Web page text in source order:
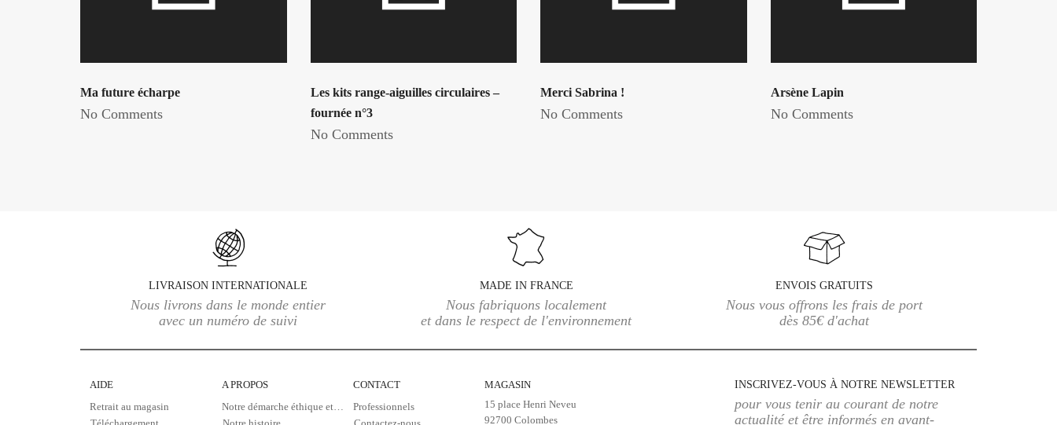
Ma future écharpe
No Comments
Les kits range-aiguilles circulaires –
fournée n°3
No Comments
Merci Sabrina !
No Comments
Arsène Lapin
No Comments
LIVRAISON INTERNATIONALE
Nous livrons dans le monde entier
avec un numéro de suivi
MADE IN FRANCE
Nous fabriquons localement
et dans le respect de l'environnement
ENVOIS GRATUITS
Nous vous offrons les frais de port
dès 85€ d'achat
AIDE
Retrait au magasin
A PROPOS
Notre démarche éthique et écologique
CONTACT
Professionnels
MAGASIN
15 place Henri Neveu
92700 Colombes
INSCRIVEZ-VOUS À NOTRE NEWSLETTER
pour vous tenir au courant de notre
actualité et être informés en avant-